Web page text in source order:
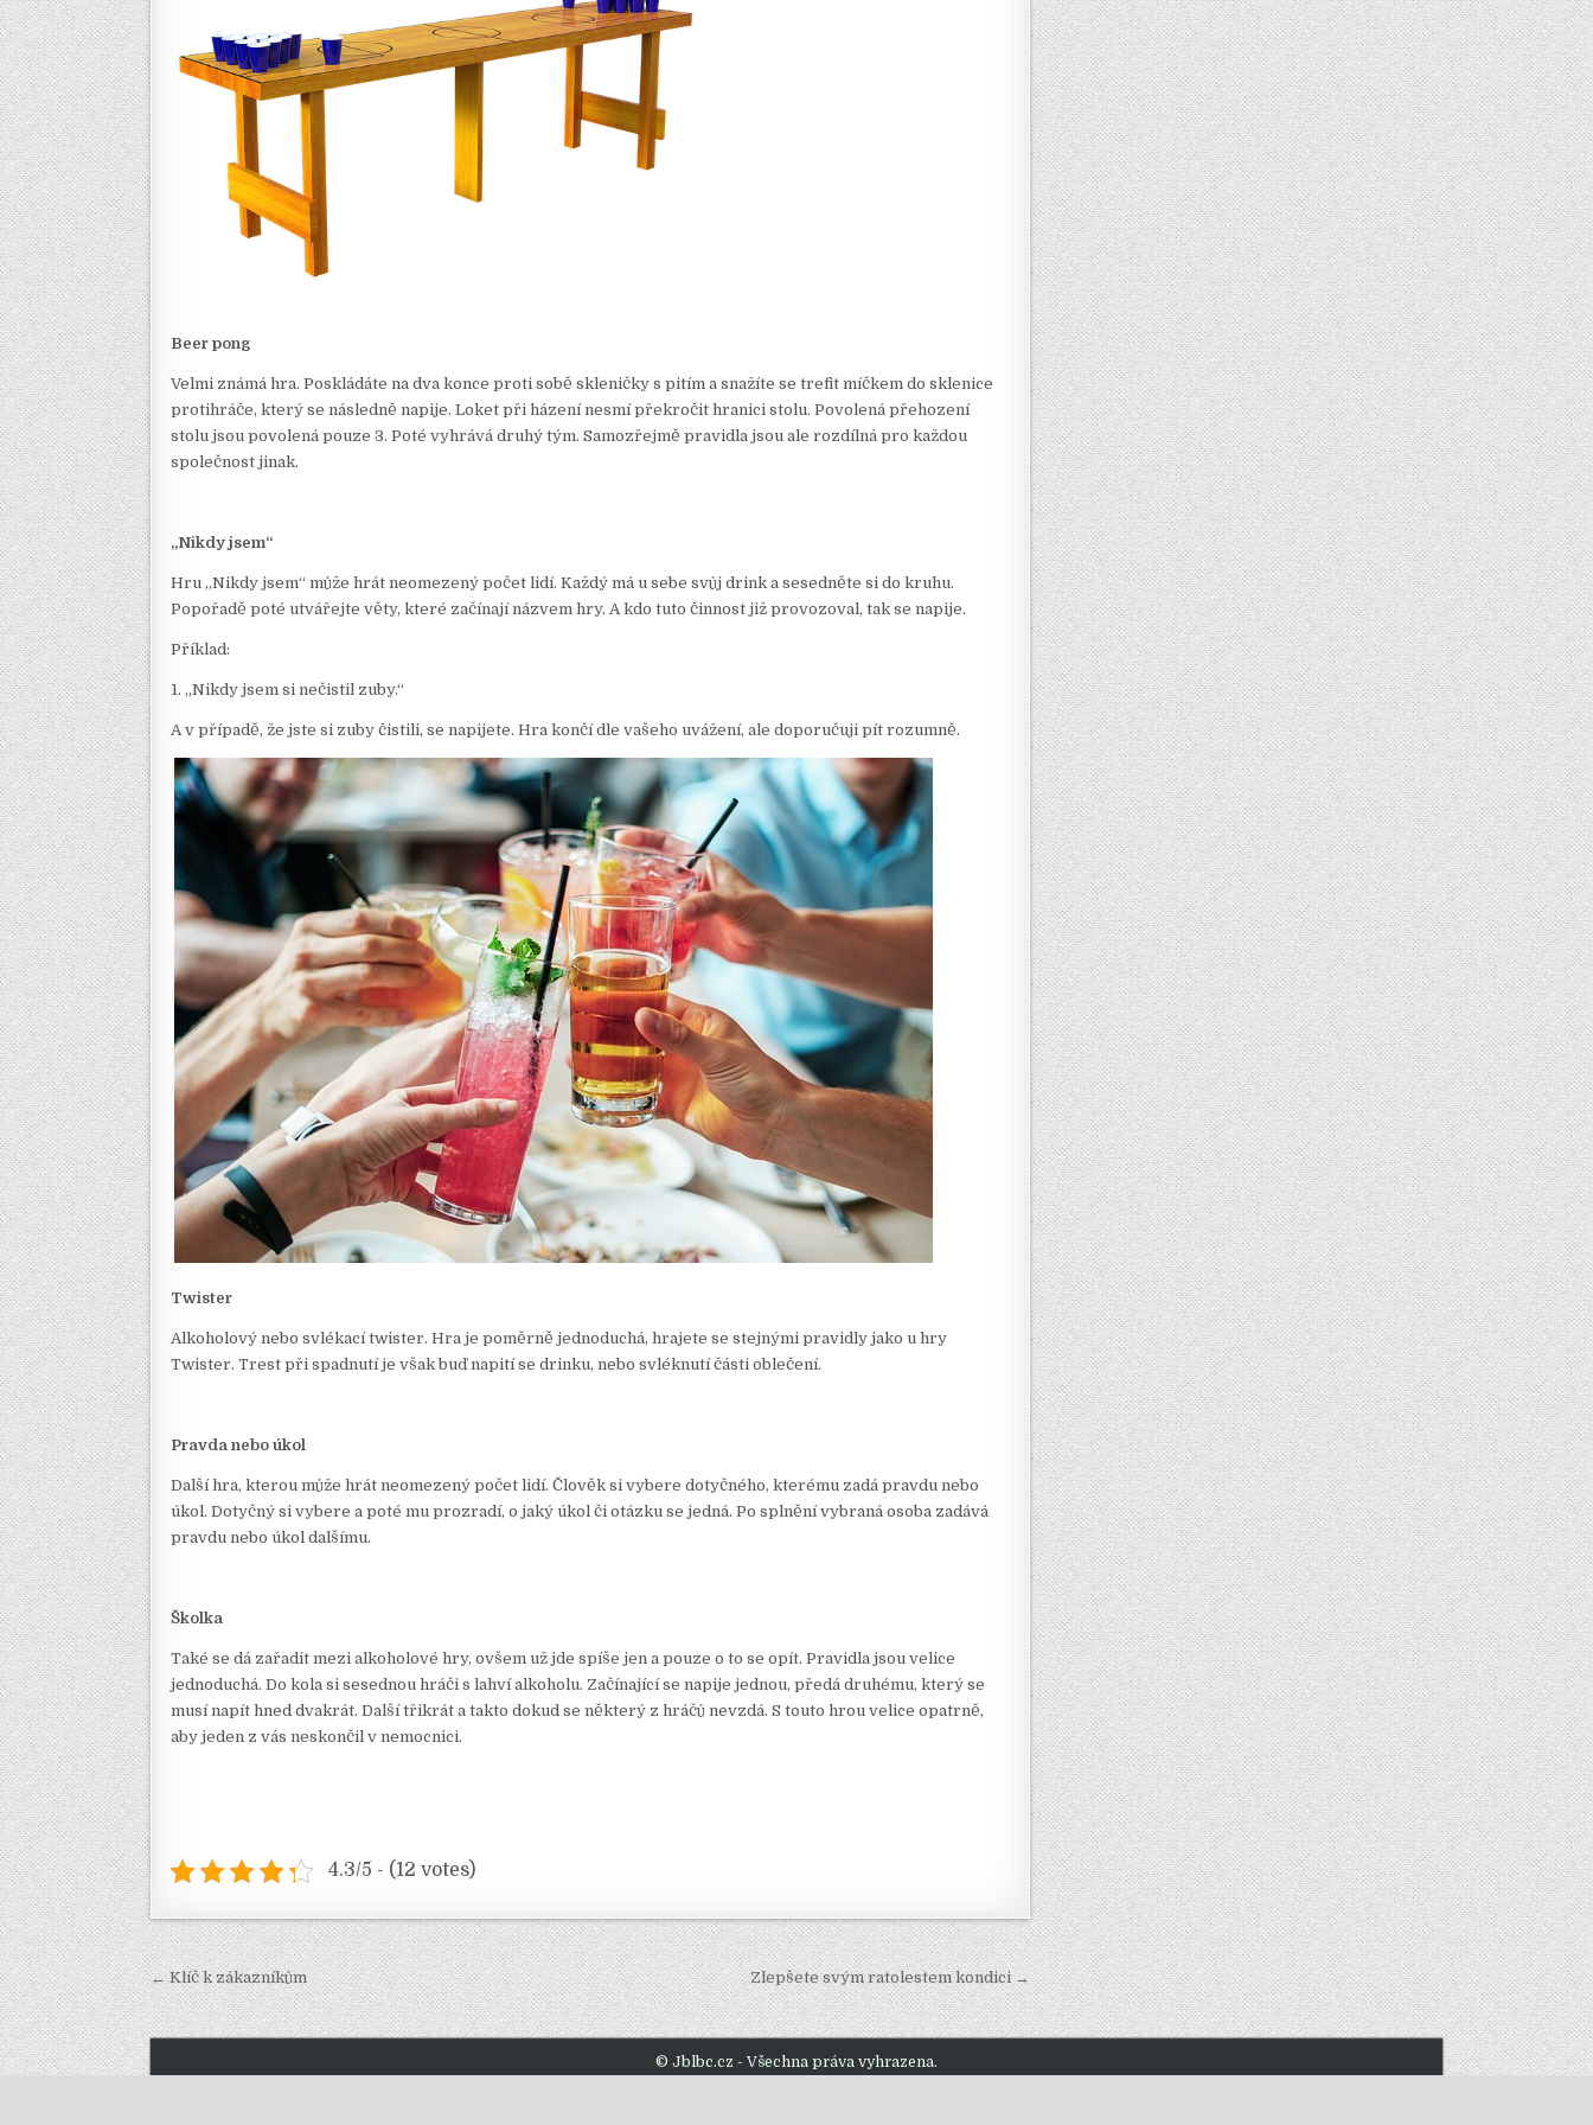
Beer pong
Velmi známá hra. Poskládáte na dva konce proti sobě skleničky s pitím a snažíte se trefit míčkem do sklenice
protihráče, který se následně napije. Loket při házení nesmí překročit hranici stolu. Povolená přehození
stolu jsou povolená pouze 3. Poté vyhrává druhý tým. Samozřejmě pravidla jsou ale rozdílná pro každou
společnost jinak.
„Nikdy jsem“
Hru „Nikdy jsem“ může hrát neomezený počet lidí. Každý má u sebe svůj drink a sesedněte si do kruhu.
Popořadě poté utvářejte věty, které začínají názvem hry. A kdo tuto činnost již provozoval, tak se napije.
Příklad:
1. „Nikdy jsem si nečistil zuby.“
A v případě, že jste si zuby čistili, se napijete. Hra končí dle vašeho uvážení, ale doporučuji pít rozumně.
Twister
Alkoholový nebo svlékací twister. Hra je poměrně jednoduchá, hrajete se stejnými pravidly jako u hry
Twister. Trest při spadnutí je však buď napití se drinku, nebo svléknutí části oblečení.
Pravda nebo úkol
Další hra, kterou může hrát neomezený počet lidí. Člověk si vybere dotyčného, kterému zadá pravdu nebo
úkol. Dotyčný si vybere a poté mu prozradí, o jaký úkol či otázku se jedná. Po splnění vybraná osoba zadává
pravdu nebo úkol dalšímu.
Školka
Také se dá zařadit mezi alkoholové hry, ovšem už jde spíše jen a pouze o to se opít. Pravidla jsou velice
jednoduchá. Do kola si sesednou hráči s lahví alkoholu. Začínající se napije jednou, předá druhému, který se
musí napít hned dvakrát. Další třikrát a takto dokud se některý z hráčů nevzdá. S touto hrou velice opatrně,
aby jeden z vás neskončil v nemocnici.
4.3/5 - (12 votes)
Navigace
pro
příspěvek
← Klíč k zákazníkům Zlepšete svým ratolestem kondici →
© Jblbc.cz - Všechna práva vyhrazena.